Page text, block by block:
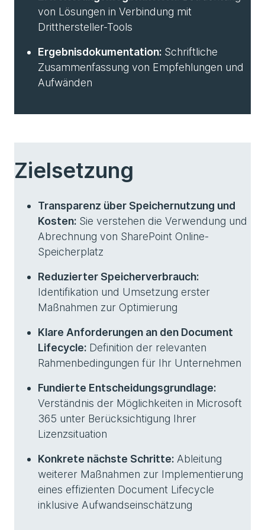
von Lösungen in Verbindung mit
Dritthersteller-Tools
Ergebnisdokumentation: Schriftliche
Zusammenfassung von Empfehlungen und
Aufwänden
Zielsetzung
Transparenz über Speichernutzung und
Kosten: Sie verstehen die Verwendung und
Abrechnung von SharePoint Online-
Speicherplatz
Reduzierter Speicherverbrauch:
Identifikation und Umsetzung erster
Maßnahmen zur Optimierung
Klare Anforderungen an den Document
Lifecycle: Definition der relevanten
Rahmenbedingungen für Ihr Unternehmen
Fundierte Entscheidungsgrundlage:
Verständnis der Möglichkeiten in Microsoft
365 unter Berücksichtigung Ihrer
Lizenzsituation
Konkrete nächste Schritte: Ableitung
weiterer Maßnahmen zur Implementierung
eines effizienten Document Lifecycle
inklusive Aufwandseinschätzung